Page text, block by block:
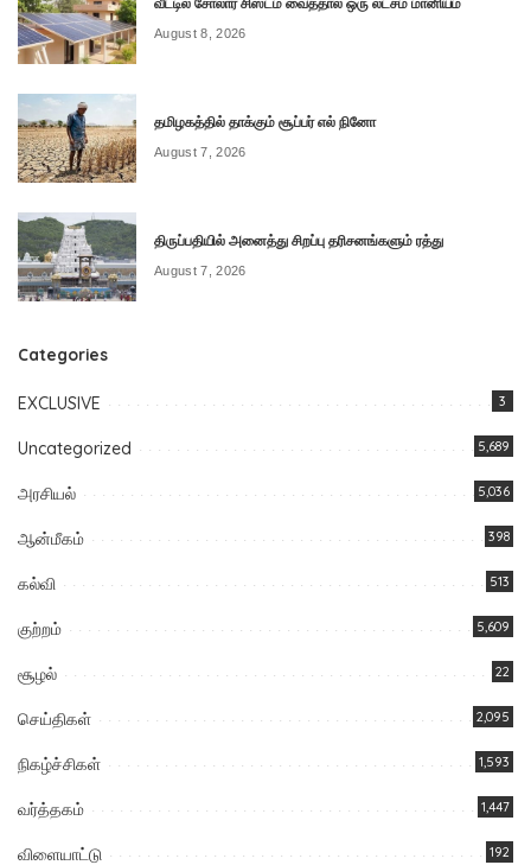
August 8, 2026
தமிழகத்தில் தாக்கும் சூப்பர் எல் நினோ
August 7, 2026
திருப்பதியில் அனைத்து சிறப்பு தரிசனங்களும் ரத்து
August 7, 2026
Categories
EXCLUSIVE 3
Uncategorized 5,689
அரசியல் 5,036
ஆன்மீகம் 398
கல்வி 513
குற்றம் 5,609
சூழல் 22
செய்திகள் 2,095
நிகழ்ச்சிகள் 1,593
வர்த்தகம் 1,447
விளையாட்டு 192